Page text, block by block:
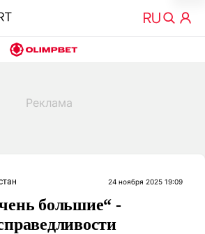
24 ноября 2025 19:09
большие“ -